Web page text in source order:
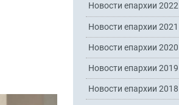
Новости епархии 2022
Новости епархии 2021
Новости епархии 2020
Новости епархии 2019
Новости епархии 2018